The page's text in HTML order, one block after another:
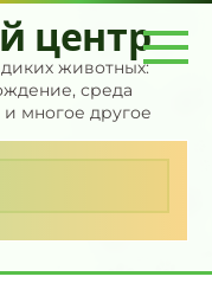
центр
животных:
среда
многое другое